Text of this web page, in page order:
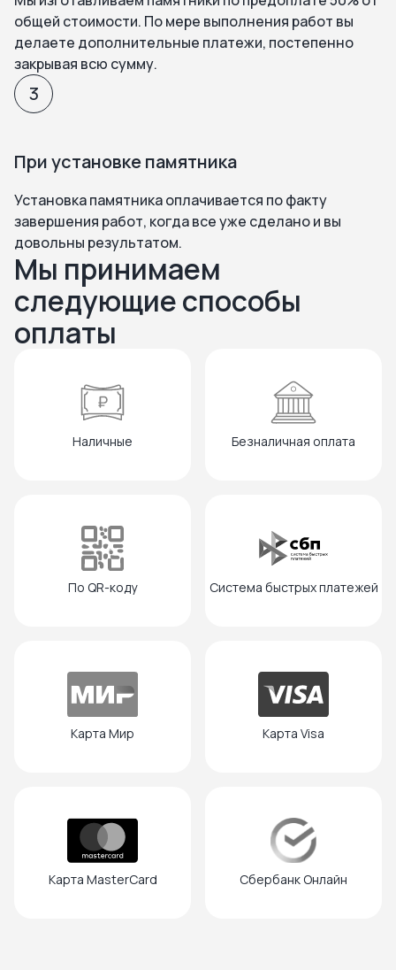
общей стоимости. По мере выполнения работ вы
делаете дополнительные платежи, постепенно
закрывая всю сумму.
3
При установке памятника
Установка памятника оплачивается по факту
завершения работ, когда все уже сделано и вы
довольны результатом.
Мы принимаем
следующие способы
оплаты
Наличные Безналичная оплата
По QR-коду Система быстрых платежей
Карта Мир Карта Visa
Карта MasterCard Cбербанк Онлайн